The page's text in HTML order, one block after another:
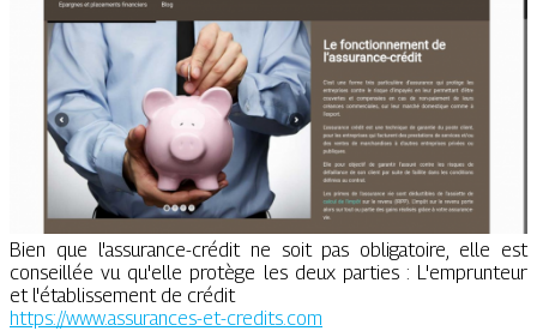
Bien que l'assurance-crédit ne soit pas obligatoire, elle est
conseillée vu qu'elle protège les deux parties : L'emprunteur
et l'établissement de crédit
https://www.assurances-et-credits.com